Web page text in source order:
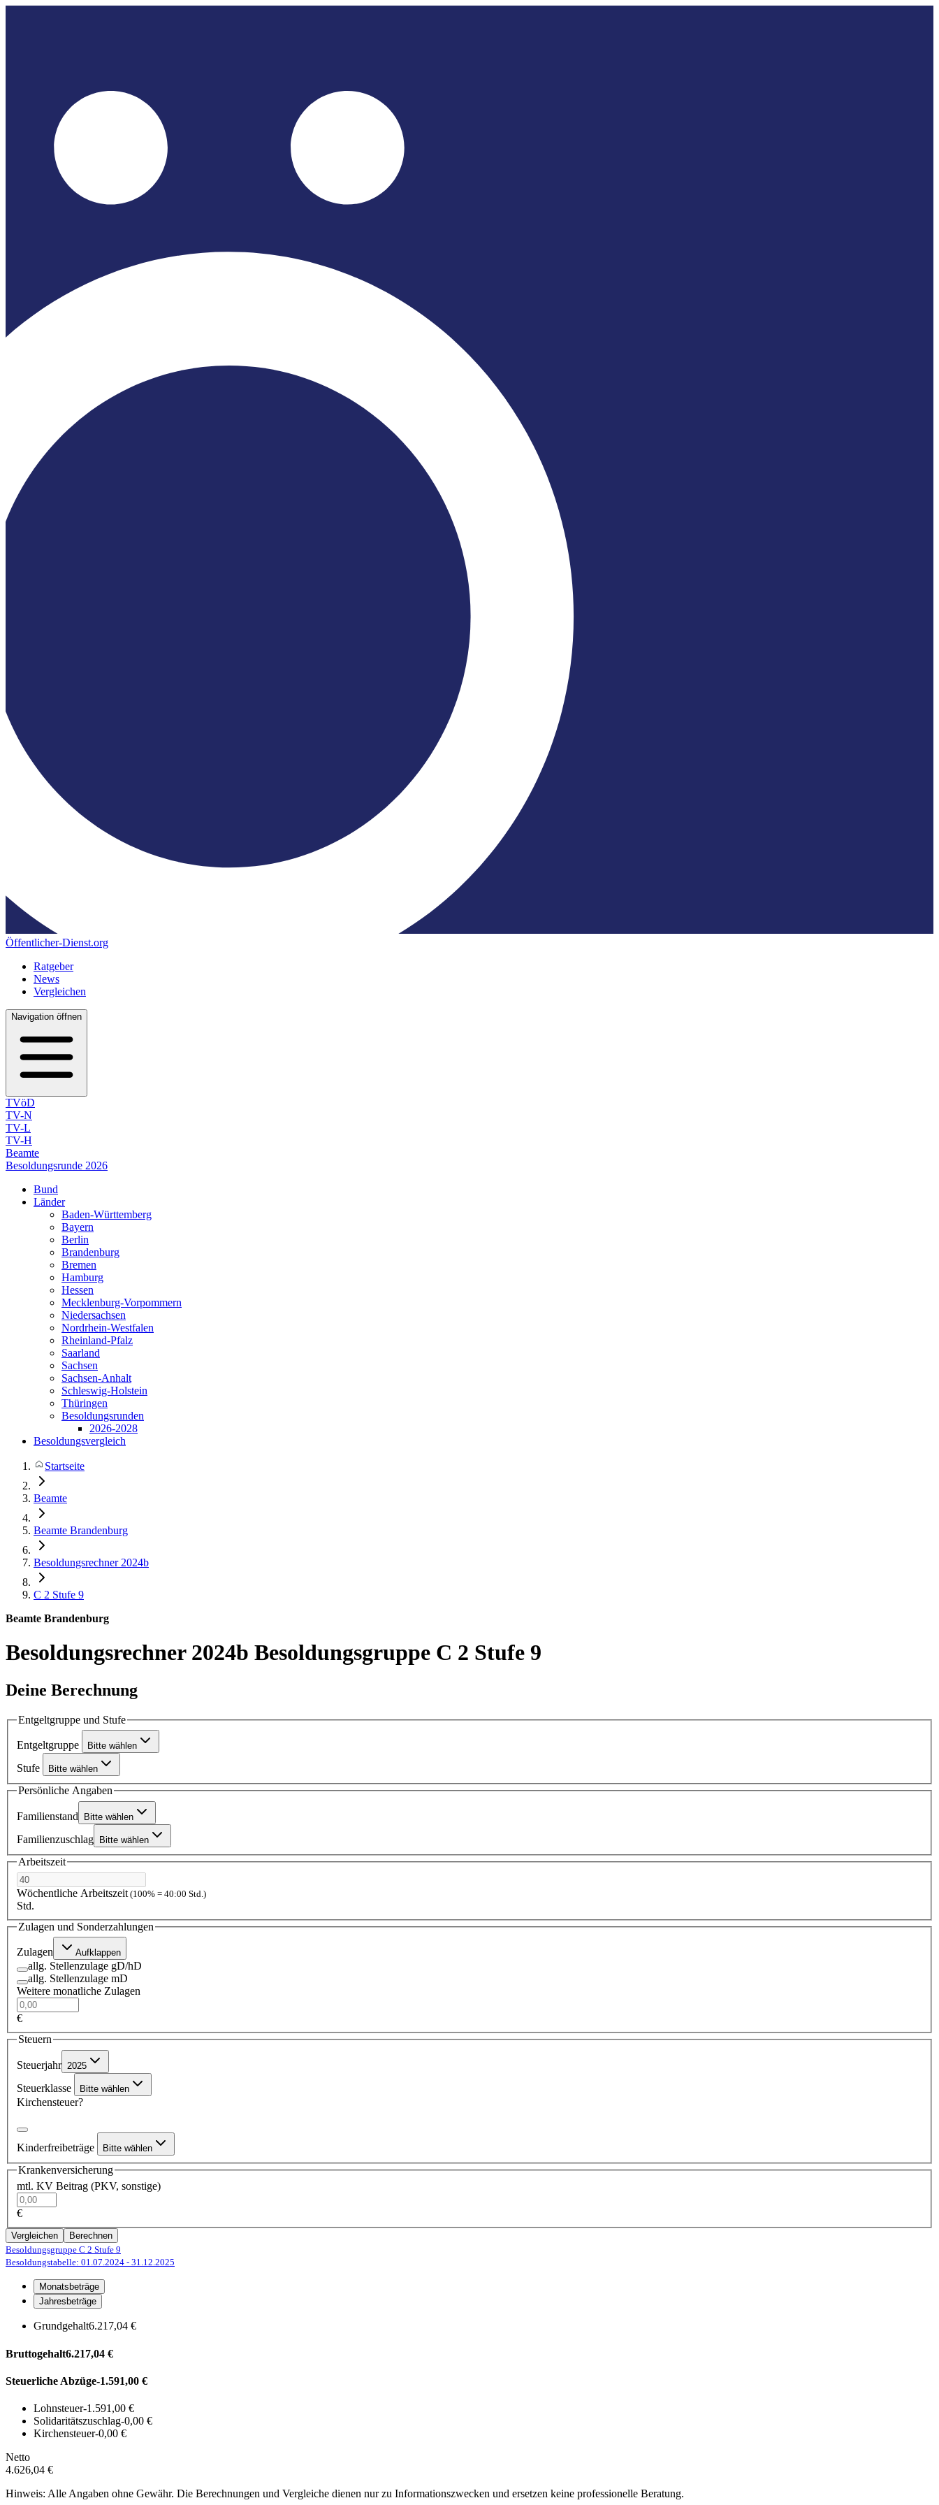
Öffentlicher-Dienst.org
Ratgeber
News
Vergleichen
Navigation öffnen
TVöD
TV-N
TV-L
TV-H
Beamte
Besoldungsrunde 2026
Bund
Länder
Baden-Württemberg
Bayern
Berlin
Brandenburg
Bremen
Hamburg
Hessen
Mecklenburg-Vorpommern
Niedersachsen
Nordrhein-Westfalen
Rheinland-Pfalz
Saarland
Sachsen
Sachsen-Anhalt
Schleswig-Holstein
Thüringen
Besoldungsrunden
2026-2028
Besoldungsvergleich
Startseite
Beamte
Beamte Brandenburg
Besoldungsrechner 2024b
C 2 Stufe 9
Beamte Brandenburg
Besoldungsrechner 2024b Besoldungsgruppe C 2 Stufe 9
Deine Berechnung
Entgeltgruppe und Stufe
Entgeltgruppe Bitte wählen
Stufe Bitte wählen
Persönliche Angaben
Familienstand Bitte wählen
Familienzuschlag Bitte wählen
Arbeitszeit
Wöchentliche Arbeitszeit (100% = 40:00 Std.)
Std.
Zulagen und Sonderzahlungen
Zulagen Aufklappen
allg. Stellenzulage gD/hD
allg. Stellenzulage mD
Weitere monatliche Zulagen
€
Steuern
Steuerjahr 2025
Steuerklasse Bitte wählen
Kirchensteuer?
Kinderfreibeträge Bitte wählen
Krankenversicherung
mtl. KV Beitrag (PKV, sonstige)
€
Vergleichen
Berechnen
Besoldungsgruppe C 2 Stufe 9
Besoldungstabelle: 01.07.2024 - 31.12.2025
Monatsbeträge
Jahresbeträge
Grundgehalt6.217,04 €
Bruttogehalt6.217,04 €
Steuerliche Abzüge-1.591,00 €
Lohnsteuer-1.591,00 €
Solidaritätszuschlag-0,00 €
Kirchensteuer-0,00 €
Netto
4.626,04 €
Hinweis: Alle Angaben ohne Gewähr. Die Berechnungen und Vergleiche dienen nur zu Informationszwecken und ersetzen keine professionelle Beratung.